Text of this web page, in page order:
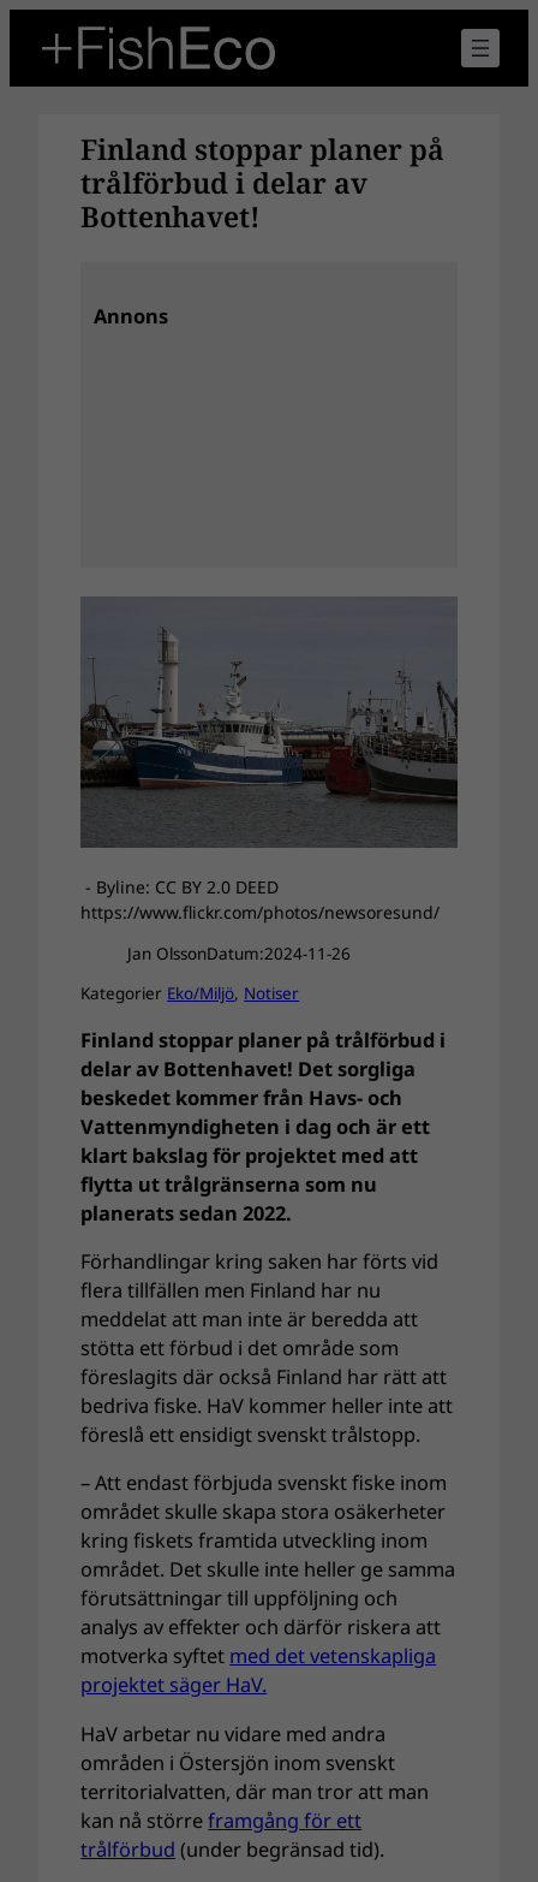
innehåll
Finland stoppar planer på
trålförbud i delar av
Bottenhavet!
Annons
- Byline: CC BY 2.0 DEED
https://www.flickr.com/photos/newsoresund/
Jan OlssonDatum:2024-11-26
Kategorier Eko/Miljö, Notiser
Finland stoppar planer på trålförbud i
delar av Bottenhavet! Det sorgliga
beskedet kommer från Havs- och
Vattenmyndigheten i dag och är ett
klart bakslag för projektet med att
flytta ut trålgränserna som nu
planerats sedan 2022.
Förhandlingar kring saken har förts vid
flera tillfällen men Finland har nu
meddelat att man inte är beredda att
stötta ett förbud i det område som
föreslagits där också Finland har rätt att
bedriva fiske. HaV kommer heller inte att
föreslå ett ensidigt svenskt trålstopp.
– Att endast förbjuda svenskt fiske inom
området skulle skapa stora osäkerheter
kring fiskets framtida utveckling inom
området. Det skulle inte heller ge samma
förutsättningar till uppföljning och
analys av effekter och därför riskera att
motverka syftet med det vetenskapliga
projektet säger HaV.
HaV arbetar nu vidare med andra
områden i Östersjön inom svenskt
territorialvatten, där man tror att man
kan nå störreframgång för ett
trålförbud (under begränsad tid).